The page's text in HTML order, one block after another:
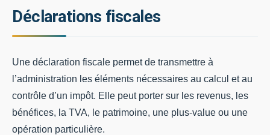
Déclarations fiscales
Une déclaration fiscale permet de transmettre à
l’administration les éléments nécessaires au calcul et au
contrôle d’un impôt. Elle peut porter sur les revenus, les
bénéfices, la TVA, le patrimoine, une plus-value ou une
opération particulière.